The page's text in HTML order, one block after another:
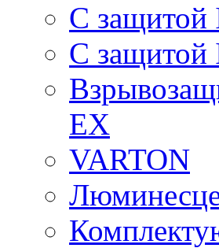
С защитой
С защитой
EX
VARTON